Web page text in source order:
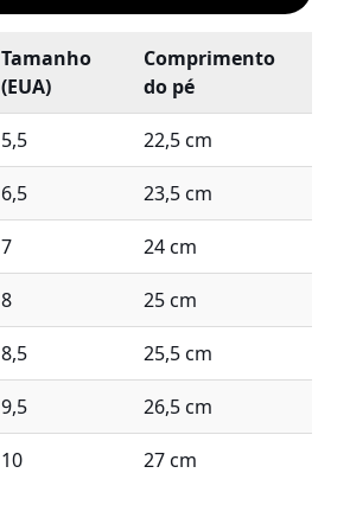
Tamanho
(EUA)
Comprimento
do pé
5,5 22,5 cm
6,5 23,5 cm
7 24 cm
8 25 cm
8,5 25,5 cm
9,5 26,5 cm
10 27 cm